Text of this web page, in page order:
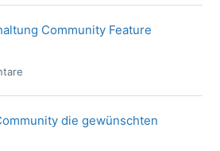
Community Feature
die gewünschten